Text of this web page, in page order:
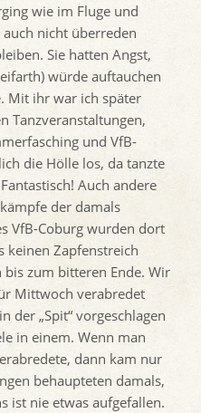
wie im Fluge und
nicht überreden
Sie hatten Angst,
würde auftauchen
Mit ihr war ich später
Tanzveranstaltungen,
und VfB-
die Hölle los, da tanzte
Auch andere
der damals
VfB-Coburg wurden dort
keinen Zapfenstreich
zum bitteren Ende. Wir
Mittwoch verabredet
der „Spit“ vorgeschlagen
in einem. Wenn man
dann kam nur
behaupteten damals,
ist nie etwas aufgefallen.